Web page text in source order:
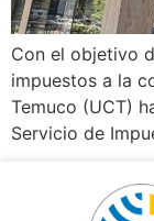
Con el objetivo
impuestos a la
Temuco (UCT)
Servicio de